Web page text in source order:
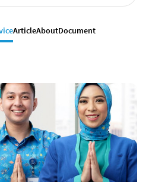
ArticleAboutDocument